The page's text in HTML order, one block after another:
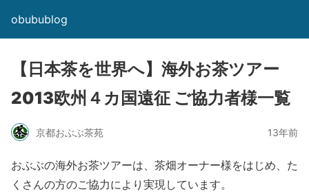
obubublog
【日本茶を世界へ】海外お茶ツアー
2013欧州４カ国遠征 ご協力者様一覧
京都おぶぶ茶苑 13年前
おぶぶの海外お茶ツアーは、茶畑オーナー様をはじめ、た
くさんの方のご協力により実現しています。